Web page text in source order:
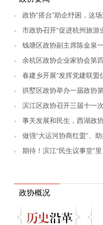
政协“搭台”助企纾困，这场
市政协召开“促进杭州旅游
钱塘区政协副主席陈金泉
余杭区政协企业家协会第
春建乡开展“发挥党建联盟
拱墅区政协举办一届政协
滨江区政协召开三届十一
事关发展和民生，西湖政
做强“大运河协商红盟”、助
期待！滨江“民生议事堂”里
政协概况